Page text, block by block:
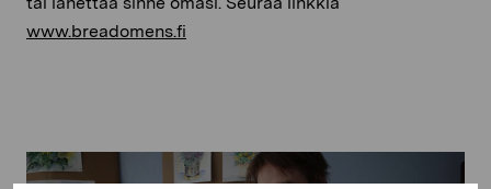
www.breadomens.fi